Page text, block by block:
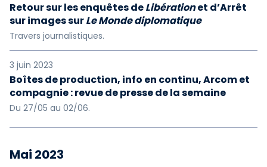
Retour sur les enquêtes deLibérationet d’Arrêt
sur images surLe Monde diplomatique
Travers journalistiques.
3 juin 2023
Boîtes de production, info en continu, Arcom et
compagnie : revue de presse de la semaine
Du 27/05 au 02/06.
Mai 2023